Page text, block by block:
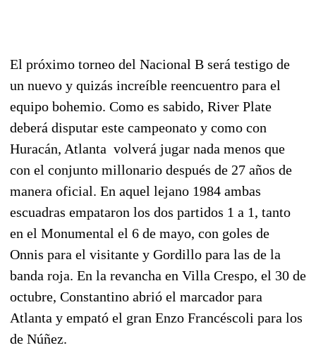
El próximo torneo del Nacional B será testigo de
un nuevo y quizás increíble reencuentro para el
equipo bohemio. Como es sabido, River Plate
deberá disputar este campeonato y como con
Huracán, Atlanta volverá jugar nada menos que
con el conjunto millonario después de 27 años de
manera oficial. En aquel lejano 1984 ambas
escuadras empataron los dos partidos 1 a 1, tanto
en el Monumental el 6 de mayo, con goles de
Onnis para el visitante y Gordillo para las de la
banda roja. En la revancha en Villa Crespo, el 30 de
octubre, Constantino abrió el marcador para
Atlanta y empató el gran Enzo Francéscoli para los
de Núñez.